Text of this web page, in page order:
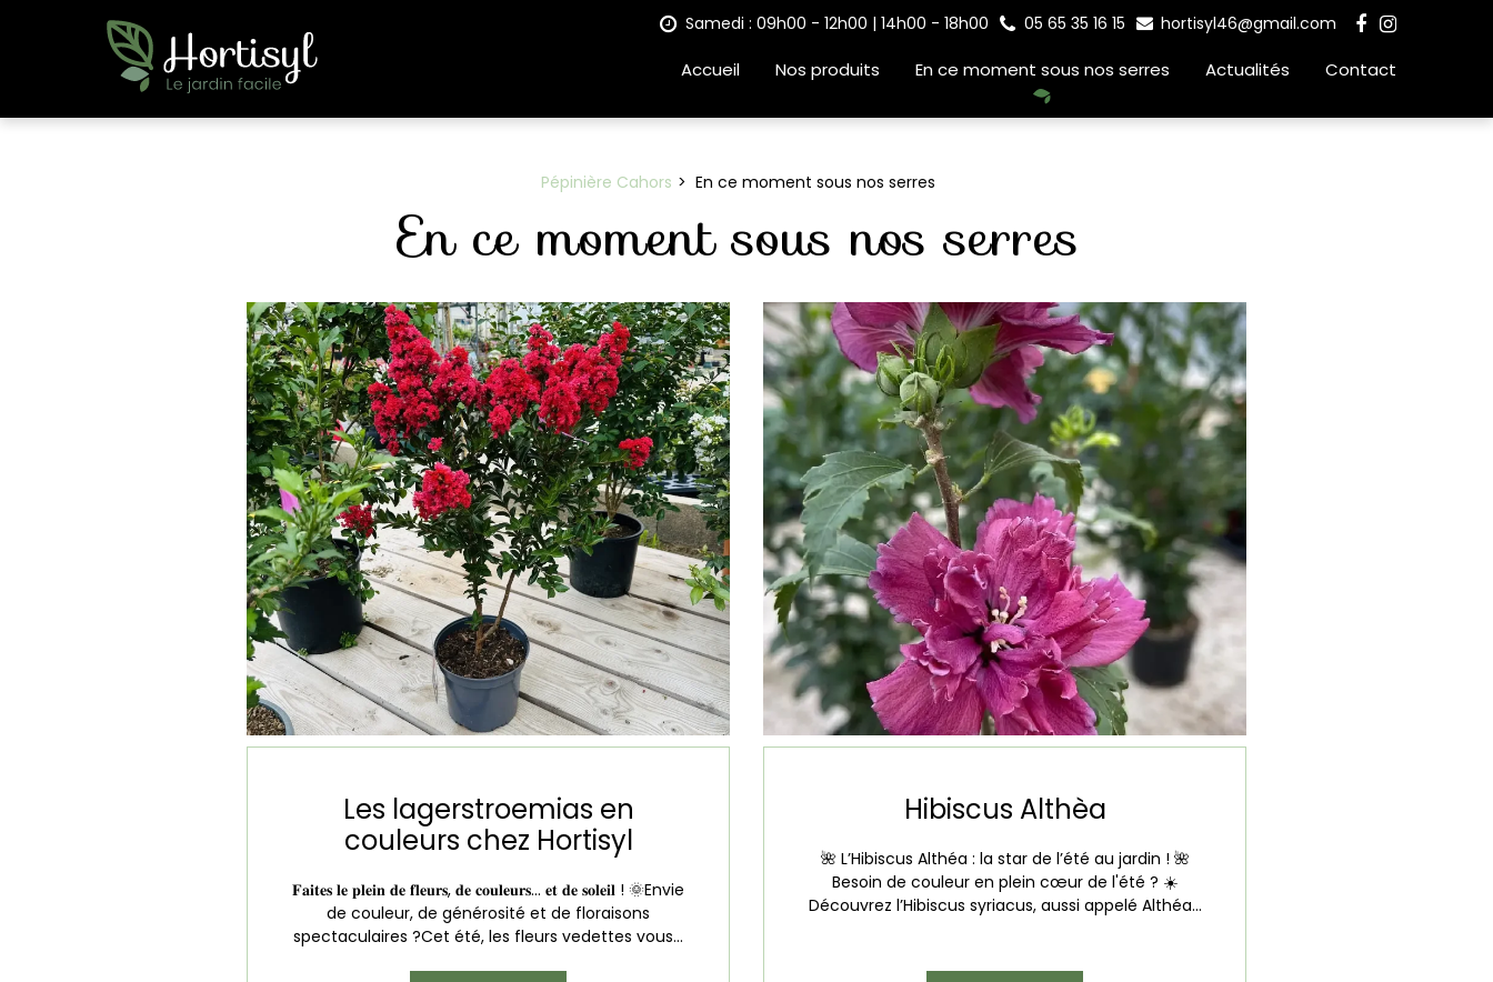
Samedi : 09h00 - 12h00 | 14h00 - 18h00 05 65 35 16 15 hortisyl46@gmail.com
Accueil Nos produits En ce moment sous nos serres Actualités Contact
Pépinière Cahors En ce moment sous nos serres
En ce moment sous nos serres
Les lagerstroemias en
couleurs chez Hortisyl
𝐅𝐚𝐢𝐭𝐞𝐬 𝐥𝐞 𝐩𝐥𝐞𝐢𝐧 𝐝𝐞 𝐟𝐥𝐞𝐮𝐫𝐬, 𝐝𝐞 𝐜𝐨𝐮𝐥𝐞𝐮𝐫𝐬… 𝐞𝐭 𝐝𝐞 𝐬𝐨𝐥𝐞𝐢𝐥 ! 🌞Envie
de couleur, de générosité et de floraisons
spectaculaires ?Cet été, les fleurs vedettes vous...
Hibiscus Althèa
🌺 L’Hibiscus Althéa : la star de l’été au jardin ! 🌺
Besoin de couleur en plein cœur de l'été ? ☀️
Découvrez l’Hibiscus syriacus, aussi appelé Althéa...